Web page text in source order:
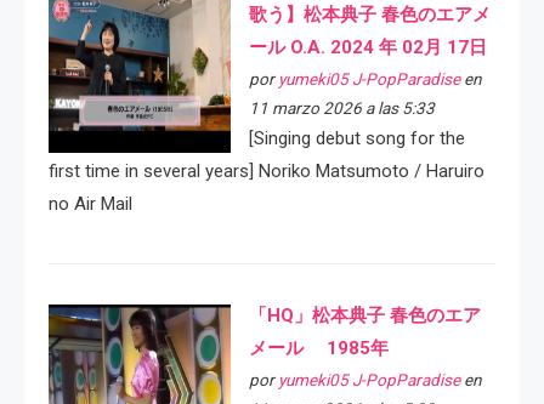
歌う】松本典子 春色のエアメ
ール O.A. 2024 年 02月 17日
por yumeki05 J-PopParadiseen
11 marzo 2026 a las 5:33
[Singing debut song for the
first time in several years] Noriko Matsumoto / Haruiro
no Air Mail
「HQ」松本典子 春色のエア
メール 1985年
por yumeki05 J-PopParadiseen